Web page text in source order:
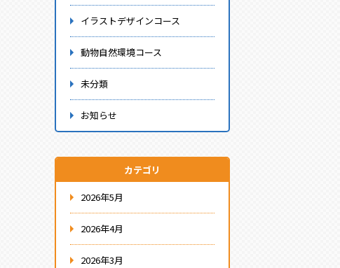
イラストデザインコース
動物自然環境コース
未分類
お知らせ
カテゴリ
2026年5月
2026年4月
2026年3月